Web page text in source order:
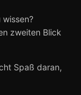
zweiten Blick
Spaß daran,